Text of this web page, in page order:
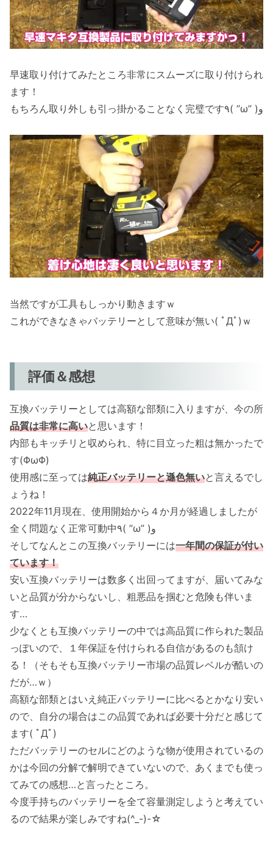
早速取り付けてみたところ非常にスムーズに取り付けられ
ます！
もちろん取り外しも引っ掛かることなく完璧です٩( ”ω” )و
当然ですが工具もしっかり動きますｗ
これができなきゃバッテリーとして意味が無い( ﾟДﾟ)ｗ
評価＆感想
互換バッテリーとしては高額な部類に入りますが、今の所
品質は非常に高いと思います！
内部もキッチリと収められ、特に目立った粗は無かったで
す(ΦωΦ)
使用感に至っては純正バッテリーと遜色無いと言えるでし
ょうね！
2022年11月現在、使用開始から４か月が経過しましたが
全く問題なく正常可動中٩( ”ω” )و
そしてなんとこの互換バッテリーには一年間の保証が付い
ています！
安い互換バッテリーは数多く出回ってますが、届いてみな
いと品質が分からないし、粗悪品を掴むと危険も伴いま
す…
少なくとも互換バッテリーの中では高品質に作られた製品
っぽいので、１年保証を付けられる自信があるのも頷け
る！（そもそも互換バッテリー市場の品質レベルが酷いの
だが…ｗ）
高額な部類とはいえ純正バッテリーに比べるとかなり安い
ので、自分の場合はこの品質であれば必要十分だと感じて
ます( ﾟДﾟ)
ただバッテリーのセルにどのような物が使用されているの
かは今回の分解で解明できていないので、あくまでも使っ
てみての感想…と言ったところ。
今度手持ちのバッテリーを全て容量測定しようと考えてい
るので結果が楽しみですね(^_-)-☆